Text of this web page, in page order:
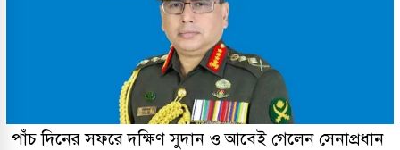
পাঁচ দিনের সফরে দক্ষিণ সুদান ও আবেই গেলেন সেনাপ্রধান